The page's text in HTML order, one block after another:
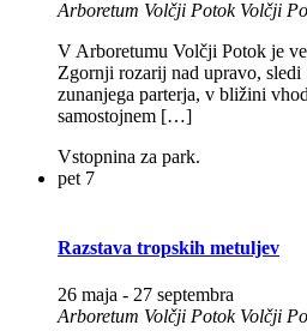
Arboretum Volčji Potok Volčji
V Arboretumu Volčji Potok je
Zgornji rozarij nad upravo,
zunanjega parterja, v bližini
samostojnem […]
Vstopnina za park.
pet 7
Razstava tropskih metuljev
26 maja - 27 septembra
Arboretum Volčji Potok Volčji